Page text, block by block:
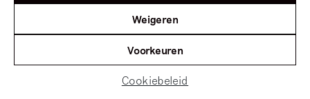
Weigeren
Voorkeuren
Cookiebeleid